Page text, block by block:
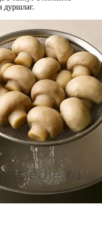
дуршлаг.